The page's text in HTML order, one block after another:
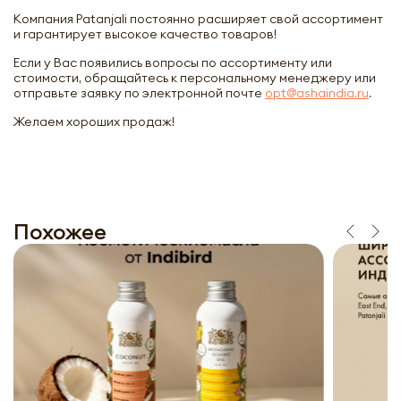
Компания Patanjali постоянно расширяет свой ассортимент
и гарантирует высокое качество товаров!
Если у Вас появились вопросы по ассортименту или
стоимости, обращайтесь к персональному менеджеру или
отправьте заявку по электронной почте opt@ashaindia.ru.
Желаем хороших продаж!
Похожее